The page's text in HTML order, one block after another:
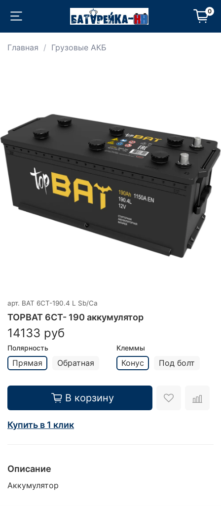
0
Главная Грузовые АКБ
арт. BAT 6СТ-190.4 L Sb/Ca
TOPBAT 6СТ- 190 аккумулятор
14133 руб
Полярность
Прямая Обратная
Клеммы
Конус Под болт
В корзину
Купить в 1 клик
Описание
Аккумулятор